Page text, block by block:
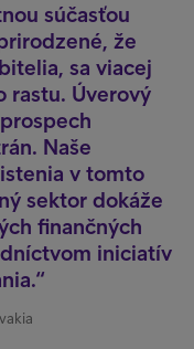
súčasťou
že
sa viacej
rastu. Úverový
Naše
v tomto
sektor dokáže
finančných
iniciatív